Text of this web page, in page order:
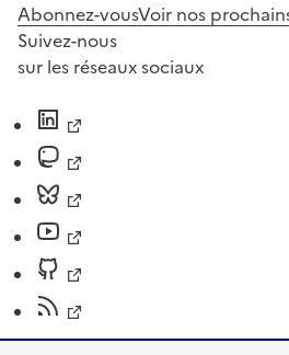
Abonnez-vousVoir nos
Suivez-nous
sur les réseaux sociaux